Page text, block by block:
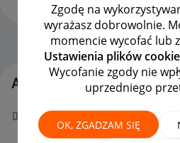
Zgodę na
wyrażasz dobrowolnie.
momencie wycofać lub
Ustawienia plików cookie
Wycofanie zgody nie
uprzedniego
OK, ZGADZAM SIĘ
Strona Główna
Aktywność kytorr
Gratulacje! Masz nowy "W
dołączyć kartę duzej